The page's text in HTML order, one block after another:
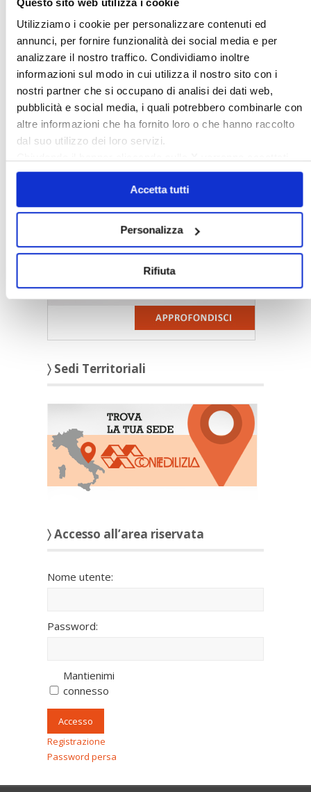
Utilizziamo i cookie per personalizzare contenuti ed
annunci, per fornire funzionalità dei social media e per
analizzare il nostro traffico. Condividiamo inoltre
informazioni sul modo in cui utilizza il nostro sito con i
nostri partner che si occupano di analisi dei dati web,
pubblicità e social media, i quali potrebbero combinarle con
altre informazioni che ha fornito loro o che hanno raccolto
dal suo utilizzo dei loro servizi.
solo i cookie necessari.
Accetta tutti
Personalizza
Rifiuta
〉 5 ragioni per aderire a Confedilizia
〉 Sedi Territoriali
〉 Accesso all’area riservata
Nome utente:
Password:
Mantienimi
connesso
Accesso
Registrazione
Password persa